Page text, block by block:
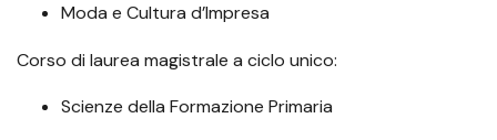
Moda e Cultura d’Impresa
Corso di laurea magistrale a ciclo unico:
Scienze della Formazione Primaria